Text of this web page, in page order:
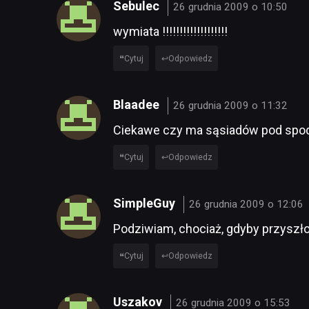
Sebulec 26 grudnia 2009 o 10:50
wymiata !!!!!!!!!!!!!!!!!!!
Cytuj Odpowiedz
Blaadee 26 grudnia 2009 o 11:32
Ciekawe czy ma sąsiadów pod
Cytuj Odpowiedz
SimpleGuy 26 grudnia 2009 o 12:06
Podziwiam, chociaż, gdyby
Cytuj Odpowiedz
Uszakov 26 grudnia 2009 o 15:53